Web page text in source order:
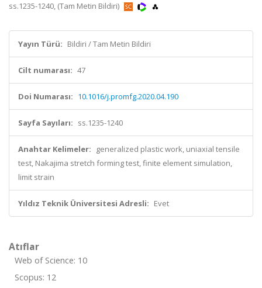
ss.1235-1240, (Tam Metin Bildiri)
Yayın Türü: Bildiri / Tam Metin Bildiri
Cilt numarası: 47
Doi Numarası: 10.1016/j.promfg.2020.04.190
Sayfa Sayıları: ss.1235-1240
Anahtar Kelimeler:
generalized plastic work, uniaxial tensile
test, Nakajima stretch forming test, finite element simulation,
limit strain
Yıldız Teknik Üniversitesi Adresli: Evet
Atıflar
Web of Science: 10
Scopus: 12